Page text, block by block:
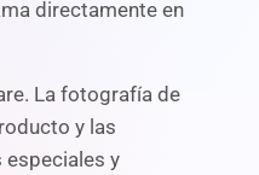
directamente en
La fotografía de
y las
especiales y